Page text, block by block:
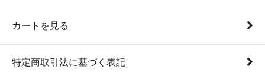
カートを見る
特定商取引法に基づく表記